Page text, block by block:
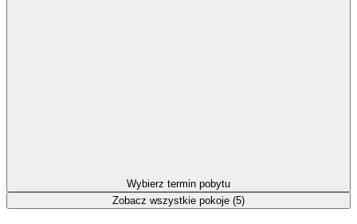
Wybierz termin pobytu
Zobacz wszystkie pokoje (5)